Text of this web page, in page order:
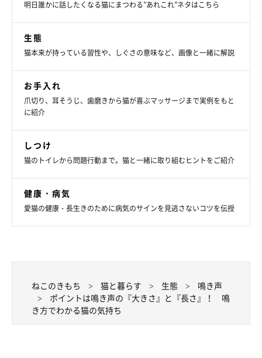
声をかけるときに大事なのは、声のトーンです。飼い猫は飼い主
さんを母猫のように思っているため、少し高めのやわらかい声で
話しかけると、猫が安心し、愛情も伝わりやすいでしょう。
明日誰かに話したくなる猫にまつわる”あれこれ”ネタはこちら
生態
猫本来が持っている習性や、しぐさの意味など、画像と一緒に解説
お手入れ
爪切り、耳そうじ、歯磨きから猫が喜ぶマッサージまで実例をもと
に紹介
しつけ
猫のトイレから問題行動まで。猫と一緒に取り組むヒントをご紹介
健康・病気
愛猫の健康・長生きのために病気のサインを見逃さないコツを伝授
ねこのきもち 猫と暮らす 生態
鳴き声
ポイントは鳴き声の『大きさ』と『長さ』！ 鳴
き方でわかる猫の気持ち